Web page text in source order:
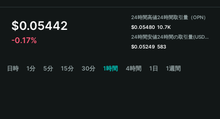
हिन्दी
Español
Português (Brasil)
$0.05442
-0.17%
24時間高値
$0.05480
24時間安値
$0.05249
24時間取引量（OPN）
10.7K
24時間の取引量(USDT)
583
日時 1分 5分 15分 30分 1時間 4時間 1日 1週間